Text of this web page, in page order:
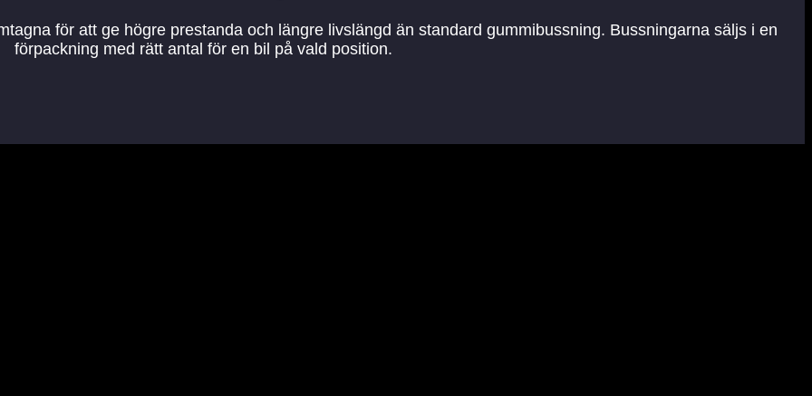
för att ge högre prestanda och längre livslängd än standard gummibussning. Bussningarna säljs i en
förpackning med rätt antal för en bil på vald position.